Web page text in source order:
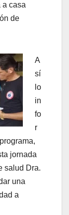
a casa
de
A
sí
lo
in
fo
r
jornada
salud Dra.
una
a